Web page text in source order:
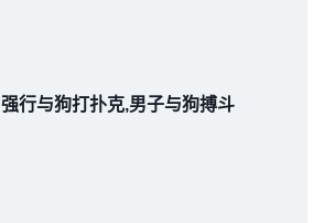
强行与狗打扑克,男子与狗搏斗